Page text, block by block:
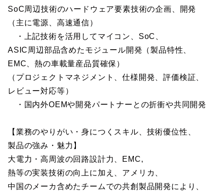
SoC周辺技術のハードウェア要素技術の企画、開発
（主に電源、高速通信）
・上記技術を活用してマイコン、SoC、
ASIC周辺部品含めたモジュール開発（製品特性、
EMC、熱の車載量産品質確保）
（プロジェクトマネジメント、仕様開発、評価検証、
レビュー対応等）
・国内外OEMや開発パートナーとの折衝や共同開発
【業務のやりがい・身につくスキル、技術優位性、
製品の強み・魅力】
大電力・高周波の回路設計力、EMC,
熱等の実装技術の向上に加え、アメリカ、
中国のメーカ含めたチームでの共創製品開発により、